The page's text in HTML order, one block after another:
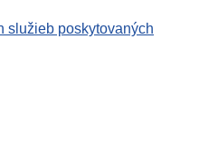
služieb poskytovaných